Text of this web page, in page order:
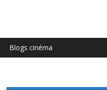
Blogs cinéma